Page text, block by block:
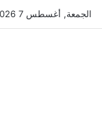
الجمعة, أغسطس 7 2026